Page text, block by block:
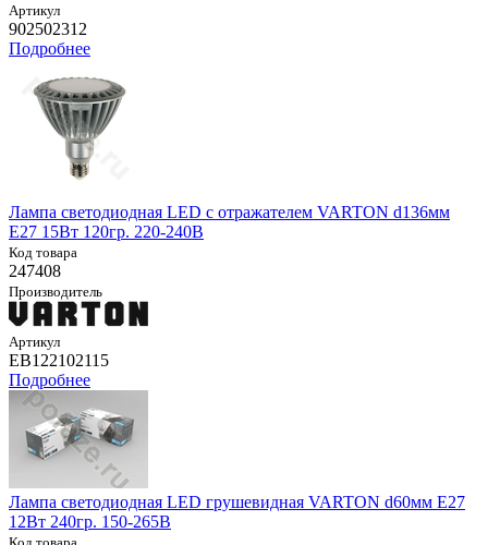
Артикул
902502312
Подробнее
Лампа светодиодная LED с отражателем VARTON d136мм
E27 15Вт 120гр. 220-240В
Код товара
247408
Производитель
Артикул
EB122102115
Подробнее
Лампа светодиодная LED грушевидная VARTON d60мм E27
12Вт 240гр. 150-265В